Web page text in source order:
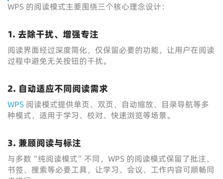
WPS 的阅读模式主要围绕三个核心理念设计：
1. 去除干扰、增强专注
阅读界面经过深度简化，仅保留必要的功能，让用户在阅读
过程中避免无关按钮的干扰。
2. 自动适应不同阅读需求
WPS 阅读模式提供单页、双页、自动缩放、目录导航等多
种模式，适用于学习、校对、快速浏览等场景。
3. 兼顾阅读与标注
与多数“纯阅读模式”不同，WPS 的阅读模式保留了批注、
书签、搜索等必要工具，让学习、会议、工作内容可顺畅同